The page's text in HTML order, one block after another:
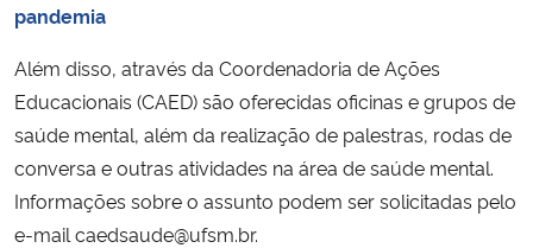
pandemia
Além disso, através da Coordenadoria de Ações
Educacionais (CAED) são oferecidas oficinas e grupos de
saúde mental, além da realização de palestras, rodas de
conversa e outras atividades na área de saúde mental.
Informações sobre o assunto podem ser solicitadas pelo
e-mail caedsaude@ufsm.br.